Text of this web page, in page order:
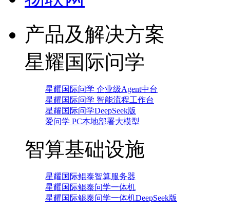
产品及解决方案
星耀国际问学
星耀国际问学 企业级Agent中台
星耀国际问学 智能流程工作台
星耀国际问学DeepSeek版
爱问学 PC本地部署大模型
智算基础设施
星耀国际鲲泰智算服务器
星耀国际鲲泰问学一体机
星耀国际鲲泰问学一体机DeepSeek版